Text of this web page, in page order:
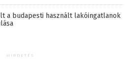
a budapesti használt lakóingatlanok
HIRDETÉS